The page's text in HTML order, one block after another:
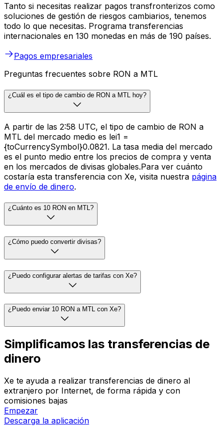
Tanto si necesitas realizar pagos transfronterizos como
soluciones de gestión de riesgos cambiarios, tenemos
todo lo que necesitas. Programa transferencias
internacionales en 130 monedas en más de 190 países.
Pagos empresariales
Preguntas frecuentes sobre RON a MTL
¿Cuál es el tipo de cambio de RON a MTL hoy?
A partir de las 2:58 UTC, el tipo de cambio de RON a
MTL del mercado medio es lei1 =
{toCurrencySymbol}0.0821. La tasa media del mercado
es el punto medio entre los precios de compra y venta
en los mercados de divisas globales.Para ver cuánto
costaría esta transferencia con Xe, visita nuestra página
de envío de dinero.
¿Cuánto es 10 RON en MTL?
¿Cómo puedo convertir divisas?
¿Puedo configurar alertas de tarifas con Xe?
¿Puedo enviar 10 RON a MTL con Xe?
Simplificamos las transferencias de
dinero
Xe te ayuda a realizar transferencias de dinero al
extranjero por Internet, de forma rápida y con
comisiones bajas
Empezar
Descarga la aplicación